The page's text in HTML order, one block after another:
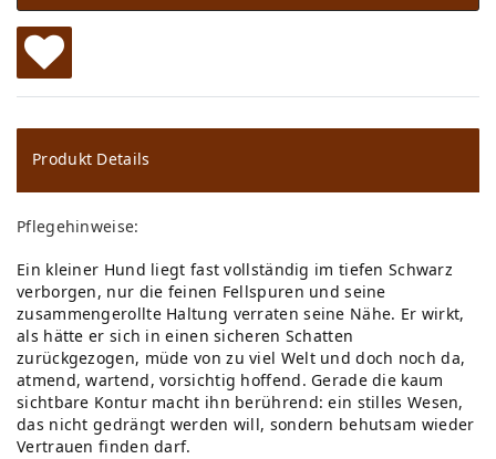
W
u
ns
ch
lis
te
Produkt Details
Pflegehinweise:
Ein kleiner Hund liegt fast vollständig im tiefen Schwarz
verborgen, nur die feinen Fellspuren und seine
zusammengerollte Haltung verraten seine Nähe. Er wirkt,
als hätte er sich in einen sicheren Schatten
zurückgezogen, müde von zu viel Welt und doch noch da,
atmend, wartend, vorsichtig hoffend. Gerade die kaum
sichtbare Kontur macht ihn berührend: ein stilles Wesen,
das nicht gedrängt werden will, sondern behutsam wieder
Vertrauen finden darf.